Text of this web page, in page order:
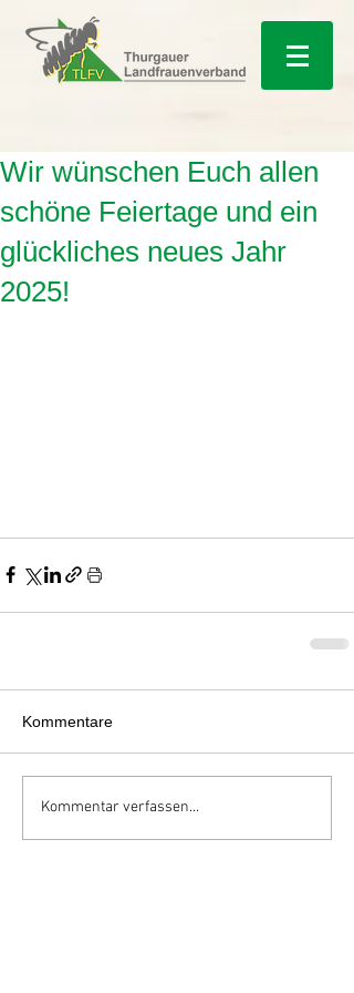
Wir wünschen Euch allen
schöne Feiertage und ein
glückliches neues Jahr
2025!
Kommentare
Kommentar verfassen...